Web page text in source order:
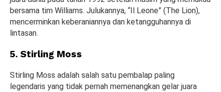
bersama tim Williams. Julukannya, “Il Leone” (The Lion),
mencerminkan keberaniannya dan ketangguhannya di
lintasan.
5. Stirling Moss
Stirling Moss adalah salah satu pembalap paling
legendaris yang tidak pernah memenangkan gelar juara